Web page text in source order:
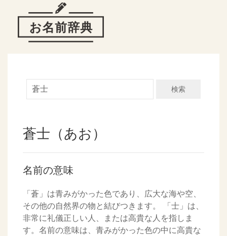
検索
蒼士（あお）
名前の意味
「蒼」は青みがかった色であり、広大な海や空、
その他の自然界の物と結びつきます。 「士」は、
非常に礼儀正しい人、または高貴な人を指しま
す。名前の意味は、青みがかった色の中に高貴な